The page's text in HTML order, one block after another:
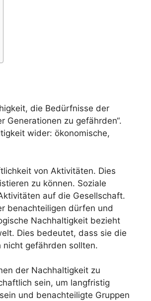
die Bedürfnisse der
Generationen zu gefährden“.
wider: ökonomische,
von Aktivitäten. Dies
zu können. Soziale
auf die Gesellschaft.
benachteiligen dürfen und
Nachhaltigkeit bezieht
Dies bedeutet, dass sie die
gefährden sollten.
der Nachhaltigkeit zu
sein, um langfristig
und benachteiligte Gruppen